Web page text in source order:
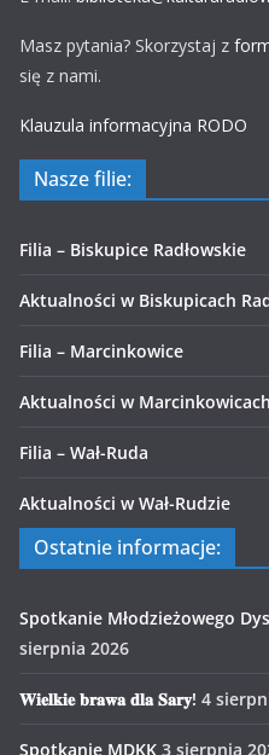
Masz pytania? Skorzystaj z
się z nami.
Klauzula informacyjna RODO
Nasze filie:
Filia – Biskupice Radłowskie
Aktualności w Biskupicach
Filia – Marcinkowice
Aktualności w Marcinkowicach
Filia – Wał-Ruda
Aktualności w Wał-Rudzie
Ostatnie informacje:
Spotkanie Młodzieżowego
sierpnia 2026
𝐖𝐢𝐞𝐥𝐤𝐢𝐞 𝐛𝐫𝐚𝐰𝐚 𝐝𝐥𝐚 𝐒𝐚𝐫𝐲! 4
Spotkanie MDKK 3 sierpnia